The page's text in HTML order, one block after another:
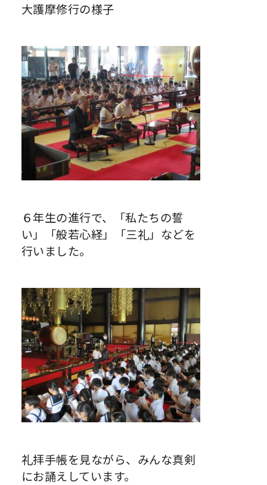
大護摩修行の様子
６年生の進行で、「私たちの誓
い」「般若心経」「三礼」などを
行いました。
礼拝手帳を見ながら、みんな真剣
にお誦えしています。